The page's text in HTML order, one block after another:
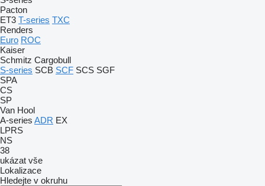
Pacton
ET3 T-series TXC
Renders
Euro ROC
Kaiser
Schmitz Cargobull
S-series SCB SCF SCS SGF
SPA
CS
SP
Van Hool
A-series ADR EX
LPRS
NS
38
ukázat vše
Lokalizace
Hledejte v okruhu